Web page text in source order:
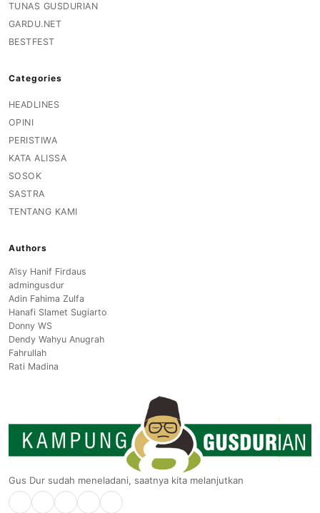
TUNAS GUSDURIAN
GARDU.NET
BESTFEST
Categories
HEADLINES
OPINI
PERISTIWA
KATA ALISSA
SOSOK
SASTRA
TENTANG KAMI
Authors
A’isy Hanif Firdaus
admingusdur
Adin Fahima Zulfa
Hanafi Slamet Sugiarto
Donny WS
Dendy Wahyu Anugrah
Fahrullah
Rati Madina
Gus Dur sudah meneladani, saatnya kita melanjutkan